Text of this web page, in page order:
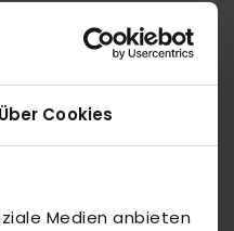
Über Cookies
Medien anbieten